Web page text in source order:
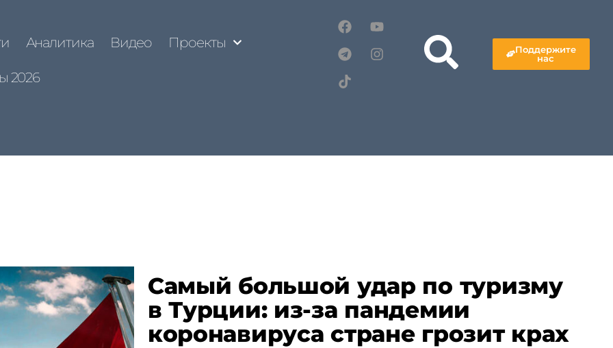
Аналитика Видео Проекты
2026
Поддержите
нас
Самый большой удар по туризму
в Турции: из-за пандемии
коронавируса стране грозит крах